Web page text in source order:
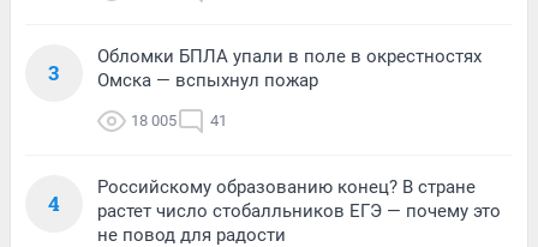
3
Обломки БПЛА упали в поле в окрестностях
Омска — вспыхнул пожар
18 005 41
4
Российскому образованию конец? В стране
растет число стобалльников ЕГЭ — почему это
не повод для радости